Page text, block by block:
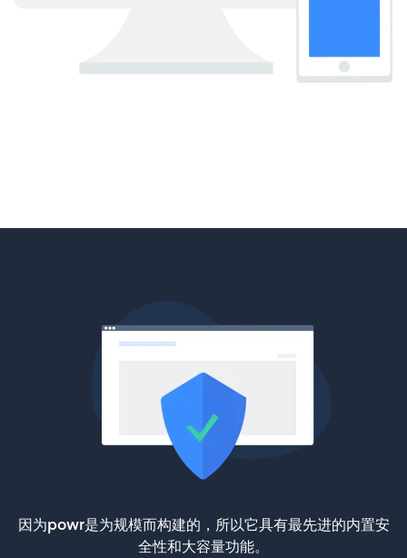
因为powr是为规模而构建的，所以它具有最先进的内置安
全性和大容量功能。